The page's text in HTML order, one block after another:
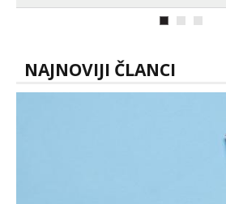
NAJNOVIJI ČLANCI